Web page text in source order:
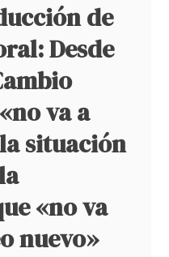
de
Desde
va a
situación
«no va
nuevo»